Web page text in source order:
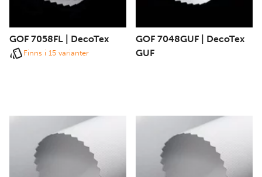
GOF 7058FL | DecoTex
Finns i 15 varianter
GOF 7048GUF | DecoTex
GUF